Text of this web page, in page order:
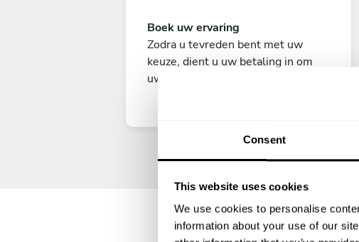
Consent
This website uses cookies
We use cookies to personalise
information about your use of our
Boek uw ervaring
Zodra u tevreden bent met uw
keuze, dient u uw betaling in om
uw ervaring veilig te stellen.